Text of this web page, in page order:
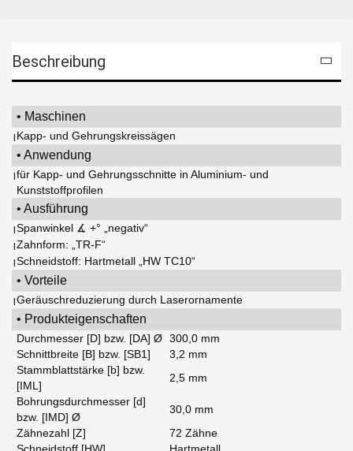
Beschreibung
• Maschinen
| Kapp- und Gehrungskreissägen
• Anwendung
|für Kapp- und Gehrungsschnitte in Aluminium- und
Kunststoffprofilen
• Ausführung
|Spanwinkel ∡ +° „negativ“
|Zahnform: „TR-F“
|Schneidstoff: Hartmetall „HW TC10“
• Vorteile
|Geräuschreduzierung durch Laserornamente
• Produkteigenschaften
Durchmesser [D] bzw. [DA] Ø 300,0 mm
Schnittbreite [B] bzw. [SB1]
3,2 mm
Stammblattstärke [b] bzw.
[IML]
2,5 mm
Bohrungsdurchmesser [d]
bzw. [IMD] Ø
30,0 mm
Zähnezahl [Z]
72 Zähne